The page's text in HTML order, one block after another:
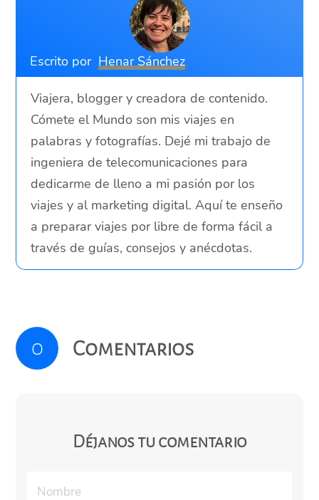
Escrito por Henar Sánchez
Viajera, blogger y creadora de contenido.
Cómete el Mundo son mis viajes en
palabras y fotografías. Dejé mi trabajo de
ingeniera de telecomunicaciones para
dedicarme de lleno a mi pasión por los
viajes y al marketing digital. Aquí te enseño
a preparar viajes por libre de forma fácil a
través de guías, consejos y anécdotas.
0 Comentarios
Déjanos tu comentario